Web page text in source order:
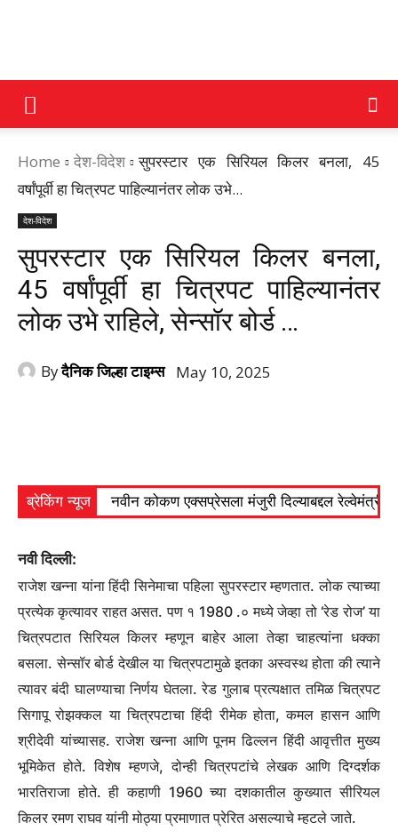
DAINIK
JILHA
Home देश-विदेश
सुपरस्टार एक सिरियल किलर बनला, 45
वर्षांपूर्वी हा चित्रपट पाहिल्यानंतर लोक उभे...
देश-विदेश
सुपरस्टार एक सिरियल किलर बनला,
45 वर्षांपूर्वी हा चित्रपट पाहिल्यानंतर
लोक उभे राहिले, सेन्सॉर बोर्ड …
Byदैनिक जिल्हा टाइम्स May 10, 2025
ब्रेकिंग न्यूज नवीन कोकण एक्सप्रेसला मंजुरी दिल्याबद्दल रेल्वेमंत्री
नवी दिल्ली:
राजेश खन्ना यांना हिंदी सिनेमाचा पहिला सुपरस्टार म्हणतात. लोक त्याच्या
प्रत्येक कृत्यावर राहत असत. पण १ 1980 .० मध्ये जेव्हा तो ‘रेड रोज’ या
चित्रपटात सिरियल किलर म्हणून बाहेर आला तेव्हा चाहत्यांना धक्का
बसला. सेन्सॉर बोर्ड देखील या चित्रपटामुळे इतका अस्वस्थ होता की त्याने
त्यावर बंदी घालण्याचा निर्णय घेतला. रेड गुलाब प्रत्यक्षात तमिळ चित्रपट
सिगापू रोझक्कल या चित्रपटाचा हिंदी रीमेक होता, कमल हासन आणि
श्रीदेवी यांच्यासह. राजेश खन्ना आणि पूनम ढिल्लन हिंदी आवृत्तीत मुख्य
भूमिकेत होते. विशेष म्हणजे, दोन्ही चित्रपटांचे लेखक आणि दिग्दर्शक
भारतिराजा होते. ही कहाणी 1960 च्या दशकातील कुख्यात सीरियल
किलर रमण राघव यांनी मोठ्या प्रमाणात प्रेरित असल्याचे म्हटले जाते.